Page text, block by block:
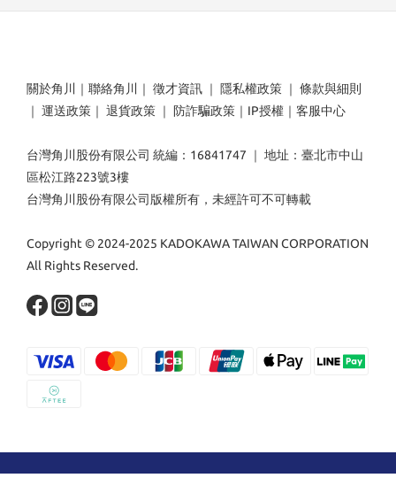
關於角川 ｜ 聯絡角川 ｜ 徵才資訊 ｜ 隱私權政策 ｜ 條款與細則
｜ 運送政策 ｜ 退貨政策 ｜ 防詐騙政策 ｜ IP授權 ｜ 客服中心
台灣角川股份有限公司 統編：16841747 ｜ 地址：臺北市中山
區松江路223號3樓
台灣角川股份有限公司版權所有，未經許可不可轉載
Copyright © 2024-2025 KADOKAWA TAIWAN CORPORATION
All Rights Reserved.